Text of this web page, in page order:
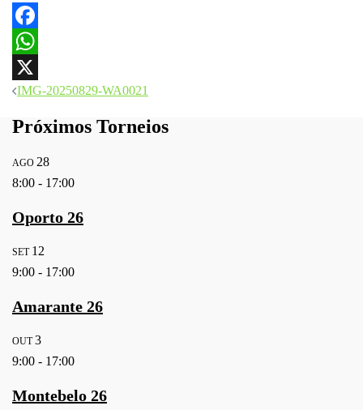
Facebook
WhatsApp
X
Navegação
artigos
IMG-20250829-WA0021
Próximos Torneios
AGO 28
8:00 - 17:00
Oporto 26
SET 12
9:00 - 17:00
Amarante 26
OUT3
9:00 - 17:00
Montebelo 26